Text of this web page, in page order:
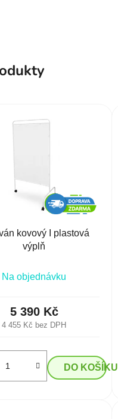
kovový I plastová
výplň
Na objednávku
4 455 Kč bez DPH
5 390 Kč
DO KOŠÍKU